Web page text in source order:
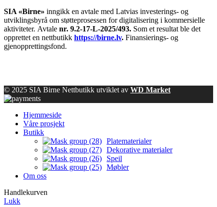
SIA «Birne» inngikk en avtale med Latvias investerings- og
utviklingsbyrå om støtteprosessen for digitalisering i kommersielle
aktiviteter. Avtale nr. 9.2-17-L-2025/493. Som et resultat ble det
opprettet en nettbutikk https://birne.lv. Finansierings- og
gjenopprettingsfond.
© 2025 SIA Birne Nettbutikk utviklet av WD Market
Hjemmeside
Våre prosjekt
Butikk
Platematerialer
Dekorative materialer
Speil
Møbler
Om oss
Handlekurven
Lukk